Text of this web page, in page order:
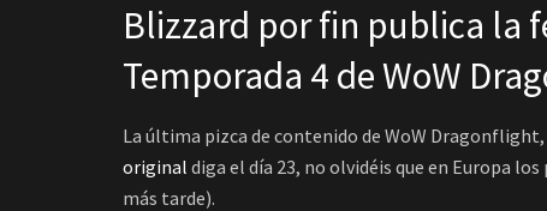
Blizzard por fin publica la
Temporada 4 de WoW
La última pizca de contenido de WoW
original diga el día 23, no olvidéis que en Europa
más tarde).